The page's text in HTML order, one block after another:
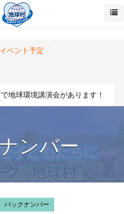
イベント予定
地球環境講演会があります！
ンバー
バックナンバー